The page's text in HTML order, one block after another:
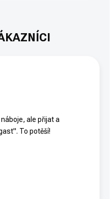
ale přijat a
To potěší!